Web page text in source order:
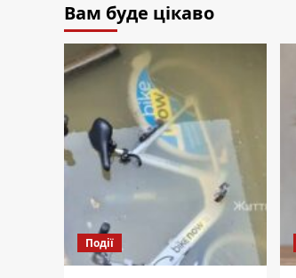
Вам буде цікаво
Події